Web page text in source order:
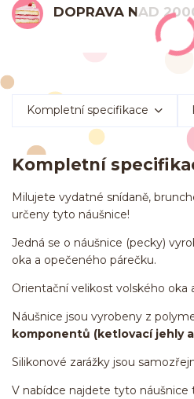
DOPRAVA NAD
Kompletní specifikace
Kompletní
Milujete vydatné snídaně,
určeny tyto náušnice!
Jedná se o náušnice (pecky)
oka a opečeného párečku.
Orientační velikost volského oka
Náušnice jsou vyrobeny z
komponentů (ketlovací jehly
Silikonové zarážky jsou
V nabídce najdete tyto náušnice